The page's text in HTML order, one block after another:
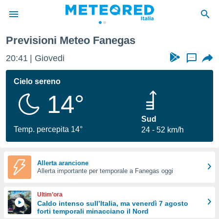
di
per
le
di
Web
le
Previsioni Meteo Fanegas
20:41 Giovedi ...
Cielo sereno
14°
Temp. percepita 14°
Sud
24
52 km/h
Allerta arancione
Allerta importante per temporale a Fanegas oggi
Ultim’ora
Caldo intenso sull’Italia, ma venerdì 7 agosto
forti temporali minacciano il Nord